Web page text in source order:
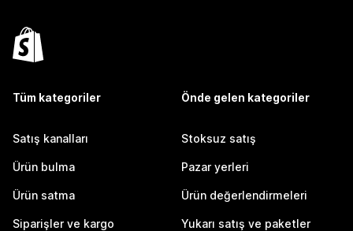
Tüm kategoriler
Satış kanalları
Ürün bulma
Ürün satma
Siparişler ve kargo
Önde gelen kategoriler
Stoksuz satış
Pazar yerleri
Ürün değerlendirmeleri
Yukarı satış ve paketler